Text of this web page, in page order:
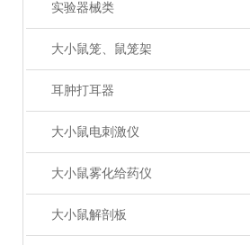
实验器械类
大小鼠笼、鼠笼架
耳肿打耳器
大小鼠电刺激仪
大小鼠雾化给药仪
大小鼠解剖板